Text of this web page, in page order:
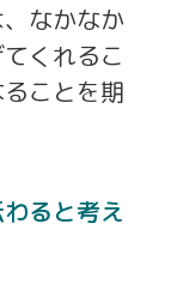
なかなか
くれるこ
ことを期
ると考え